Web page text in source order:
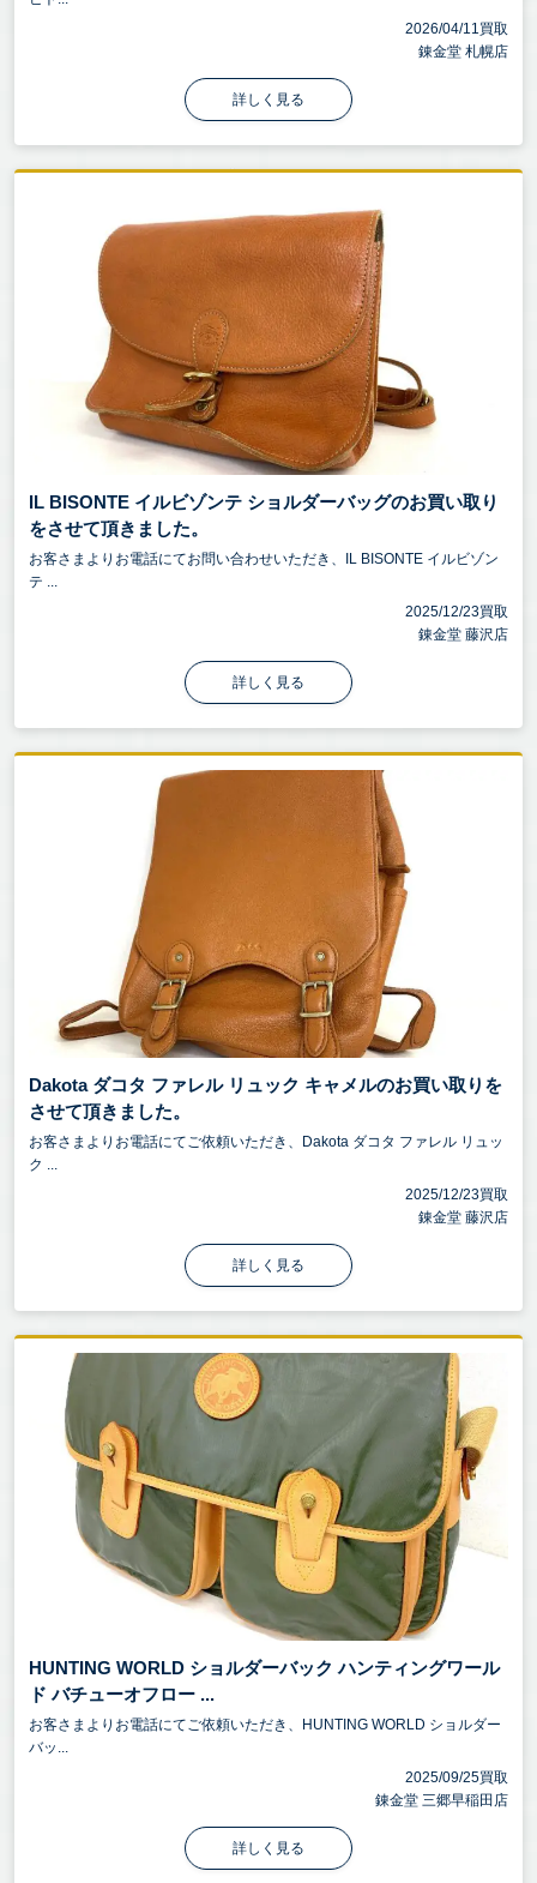
2026/04/11買取
錬金堂 札幌店
詳しく見る
IL BISONTE イルビゾンテ ショルダーバッグのお買い取り
をさせて頂きました。
お客さまよりお電話にてお問い合わせいただき、IL BISONTE イルビゾン
テ ...
2025/12/23買取
錬金堂 藤沢店
詳しく見る
Dakota ダコタ ファレル リュック キャメルのお買い取りを
させて頂きました。
お客さまよりお電話にてご依頼いただき、Dakota ダコタ ファレル リュッ
ク ...
2025/12/23買取
錬金堂 藤沢店
詳しく見る
HUNTING WORLD ショルダーバック ハンティングワール
ド バチューオフロー ...
お客さまよりお電話にてご依頼いただき、HUNTING WORLD ショルダー
バッ...
2025/09/25買取
錬金堂 三郷早稲田店
詳しく見る